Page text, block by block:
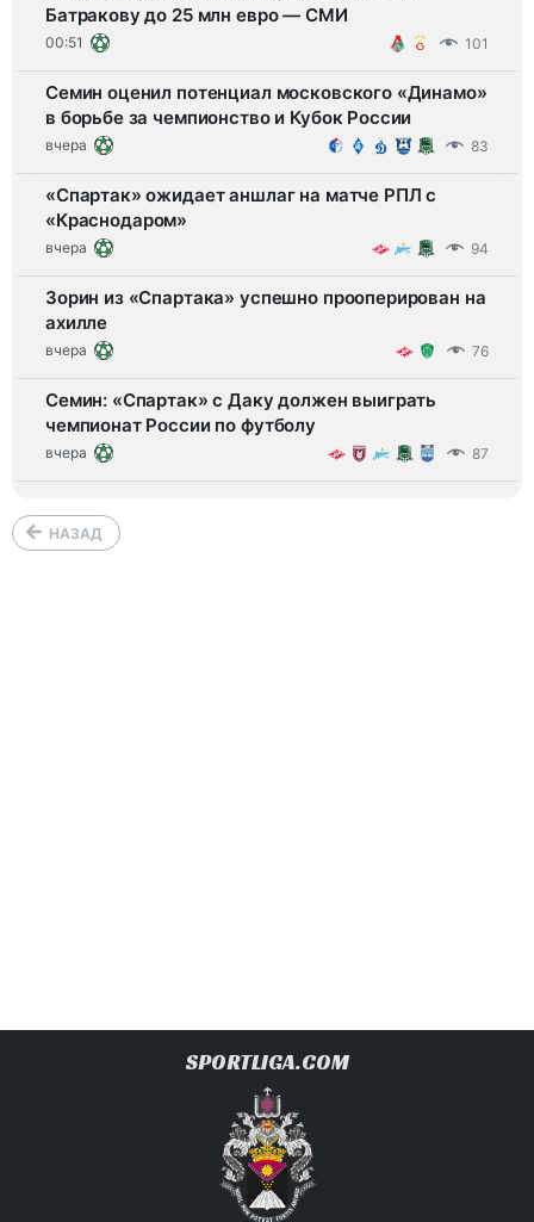
Батракову до 25 млн евро — СМИ
00:51 101
Семин оценил потенциал московского «Динамо»
в борьбе за чемпионство и Кубок России
вчера 83
«Спартак» ожидает аншлаг на матче РПЛ с
«Краснодаром»
вчера 94
Зорин из «Спартака» успешно прооперирован на
ахилле
вчера 76
Семин: «Спартак» с Даку должен выиграть
чемпионат России по футболу
вчера 87
НАЗАД
SPORTLIGA.COM